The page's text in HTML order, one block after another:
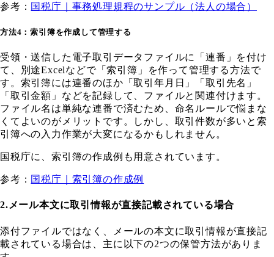
参考： 国税庁｜事務処理規程のサンプル（法人の場合）
方法4：索引簿を作成して管理する
受領・送信した電子取引データファイルに「連番」を付け
て、別途Excelなどで「索引簿」を作って管理する方法で
す。索引簿には連番のほか「取引年月日」「取引先名」
「取引金額」などを記録して、ファイルと関連付けます。
ファイル名は単純な連番で済むため、命名ルールで悩まな
くてよいのがメリットです。しかし、取引件数が多いと索
引簿への入力作業が大変になるかもしれません。
国税庁に、索引簿の作成例も用意されています。
参考： 国税庁｜索引簿の作成例
2.メール本文に取引情報が直接記載されている場合
添付ファイルではなく、メールの本文に取引情報が直接記
載されている場合は、主に以下の2つの保管方法がありま